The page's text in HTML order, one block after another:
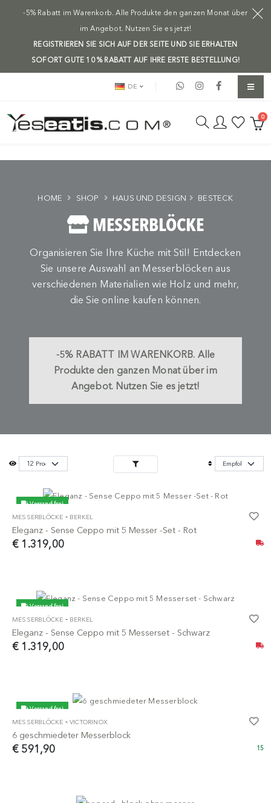
-5% Rabatt im Warenkorb. Alle Produkte den ganzen Monat über
im Angebot. Nutzen Sie es jetzt!
REGISTRIEREN SIE SICH AUF DER SEITE UND SIE ERHALTEN
SOFORT GUTE 10 % RABATT AUF IHRE ERSTE BESTELLUNG!
DE
0
MESSERBLÖCKE
Organisieren Sie Ihre Küche mit Stil! Entdecken
Sie unsere Auswahl an Messerblöcken aus
verschiedenen Materialien wie Holz und mehr,
die Sie online kaufen können.
-5% RABATT IM WARENKORB. Alle
Produkte den ganzen Monat über im
Angebot. Nutzen Sie es jetzt!
HOME SHOP HAUS UND DESIGN BESTECK
Versand frei
MESSERBLÖCKE - BERKEL
Eleganz - Sense Ceppo mit 5 Messer -Set - Rot
€ 1.319,00
Versand frei
MESSERBLÖCKE - BERKEL
Eleganz - Sense Ceppo mit 5 Messerset - Schwarz
€ 1.319,00
Versand frei
MESSERBLÖCKE -VICTORINOX
6 geschmiedeter Messerblock
€ 591,90 15